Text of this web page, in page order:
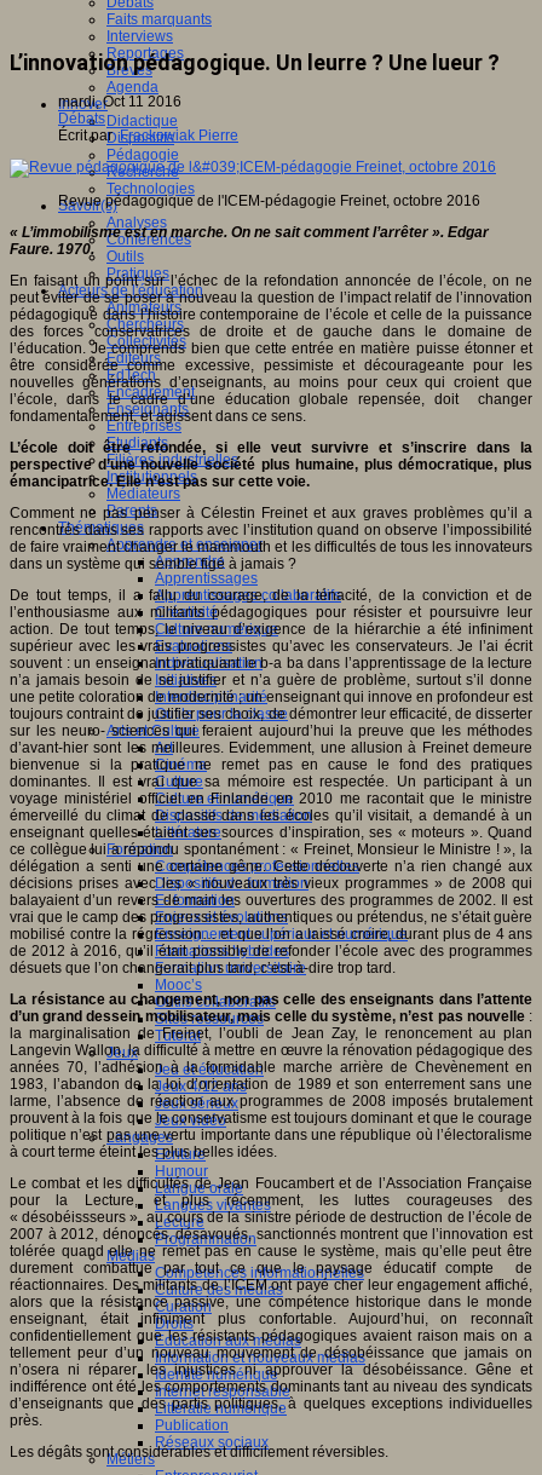
Faits marquants
Interviews
Reportages
Brèves
Agenda
Innover
Didactique
Dispositifs
Pédagogie
Recherche
Technologies
Savoir(s)
Analyses
Conférences
Outils
Pratiques
Acteurs de l'éducation
Animateurs
Chercheurs
Collectivités
Editeurs
EdTech
Encadrement
Enseignants
Entreprises
Etudiants
Filières industrielles
Institutionnels
Médiateurs
Parents
Thématiques
Apprendre et enseigner
Apprendre
Apprentissages
Apprentissages collaboratifs
Créativité
Culture numérique
Evaluations
Individualisation
Initiatives
Interdisciplinarité
Outils pour la classe
Arts et Culture
Art
Cinéma
Culture
Culture et numérique
Dispositifs de médiation
Littérature
Formation
Compétences professionnelles
Dispositifs de formation
E- formation
Enjeux et évolutions
Enseignement supérieur et numérique
Formations hybrides
Formation universitaire
Mooc’s
Outils collaboratifs
Sites ressources
Tutorat
Jeux
Jeu et éducation
Jeux 4/12 ans
Jeux sérieux
Jeux vidéo
Langages
Ecriture
Humour
Langue orale
Langues vivantes
Lecture
Programmation
Médias
Compétences informationnelles
Culture des médias
Curation
Droits
Education aux médias
Information et nouveaux médias
Identité numérique
Internet responsable
Littératie numérique
Publication
Réseaux sociaux
Métiers
L’innovation pédagogique. Un leurre ? Une lueur ?
mardi, Oct 11 2016
Débats
Écrit parFrackowiak Pierre
Revue pédagogique de l'ICEM-pédagogie Freinet, octobre 2016
« L’immobilisme est en marche. On ne sait comment l’arrêter ». Edgar
Faure. 1970.
En faisant un point sur l’échec de la refondation annoncée de l’école, on ne
peut éviter de se poser à nouveau la question de l’impact relatif de l’innovation
pédagogique dans l’histoire contemporaine de l’école et celle de la puissance
des forces conservatrices de droite et de gauche dans le domaine de
l’éducation. Je comprends bien que cette entrée en matière puisse étonner et
être considérée comme excessive, pessimiste et décourageante pour les
nouvelles générations d’enseignants, au moins pour ceux qui croient que
l’école, dans le cadre d’une éducation globale repensée, doit changer
fondamentalement, et agissent dans ce sens.
L’école doit être refondée, si elle veut survivre et s’inscrire dans la
perspective d’une nouvelle société plus humaine, plus démocratique, plus
émancipatrice. Elle n’est pas sur cette voie.
Comment ne pas penser à Célestin Freinet et aux graves problèmes qu’il a
rencontrés dans ses rapports avec l’institution quand on observe l’impossibilité
de faire vraiment changer le mammouth et les difficultés de tous les innovateurs
dans un système qui semble figé à jamais ?
De tout temps, il a fallu du courage, de la ténacité, de la conviction et de
l’enthousiasme aux militants pédagogiques pour résister et poursuivre leur
action. De tout temps, le niveau d’exigence de la hiérarchie a été infiniment
supérieur avec les vrais progressistes qu’avec les conservateurs. Je l’ai écrit
souvent : un enseignant pratiquant le b-a ba dans l’apprentissage de la lecture
n’a jamais besoin de se justifier et n’a guère de problème, surtout s’il donne
une petite coloration de modernité ; un enseignant qui innove en profondeur est
toujours contraint de justifier ses choix, de démontrer leur efficacité, de disserter
sur les neuro- sciences qui feraient aujourd’hui la preuve que les méthodes
d’avant-hier sont les meilleures. Evidemment, une allusion à Freinet demeure
bienvenue si la pratique ne remet pas en cause le fond des pratiques
dominantes. Il est vrai que sa mémoire est respectée. Un participant à un
voyage ministériel officiel en Finlande en 2010 me racontait que le ministre
émerveillé du climat de classe dans les écoles qu’il visitait, a demandé à un
enseignant quelles étaient ses sources d’inspiration, ses « moteurs ». Quand
ce collègue lui a répondu spontanément : « Freinet, Monsieur le Ministre ! », la
délégation a senti une certaine gêne. Cette découverte n’a rien changé aux
décisions prises avec les « nouveaux très vieux programmes » de 2008 qui
balayaient d’un revers de main les ouvertures des programmes de 2002. Il est
vrai que le camp des progressistes, authentiques ou prétendus, ne s’était guère
mobilisé contre la régression… et que l’on a laissé croire, durant plus de 4 ans
de 2012 à 2016, qu’il était possible de refonder l’école avec des programmes
désuets que l’on changerait plus tard, c’est-à-dire trop tard.
La résistance au changement, non pas celle des enseignants dans l’attente
d’un grand dessein mobilisateur, mais celle du système, n’est pas nouvelle:
la marginalisation de Freinet, l’oubli de Jean Zay, le renoncement au plan
Langevin Wallon, la difficulté à mettre en œuvre la rénovation pédagogique des
années 70, l’adhésion à la formidable marche arrière de Chevènement en
1983, l’abandon de la loi d’orientation de 1989 et son enterrement sans une
larme, l’absence de réaction aux programmes de 2008 imposés brutalement
prouvent à la fois que le conservatisme est toujours dominant et que le courage
politique n’est pas une vertu importante dans une république où l’électoralisme
à court terme éteint les plus belles idées.
Le combat et les difficultés de Jean Foucambert et de l’Association Française
pour la Lecture, et plus récemment, les luttes courageuses des
« désobéissseurs », au cours de la sinistre période de destruction de l’école de
2007 à 2012, dénoncés, désavoués, sanctionnés montrent que l’innovation est
tolérée quand elle ne remet pas en cause le système, mais qu’elle peut être
durement combattue par tout ce que le paysage éducatif compte de
réactionnaires. Des militants de l’ICEM ont payé cher leur engagement affiché,
alors que la résistance passive, une compétence historique dans le monde
enseignant, était infiniment plus confortable. Aujourd’hui, on reconnaît
confidentiellement que les résistants pédagogiques avaient raison mais on a
tellement peur d’un nouveau mouvement de désobéissance que jamais on
n’osera ni réparer les injustices ni approuver la désobéissance. Gêne et
indifférence ont été les comportements dominants tant au niveau des syndicats
d’enseignants que des partis politiques, à quelques exceptions individuelles
près.
Les dégâts sont considérables et difficilement réversibles.